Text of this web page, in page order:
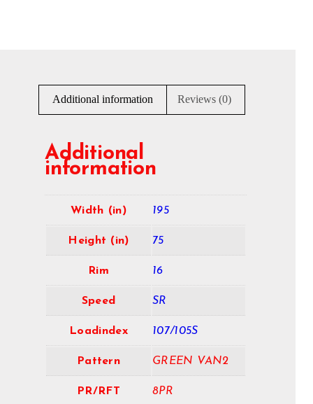
Additional information Reviews (0)
Additional
information
Width (in) 195
Height (in) 75
Rim 16
Speed SR
Loadindex 107/105S
Pattern GREEN VAN2
PR/RFT 8PR